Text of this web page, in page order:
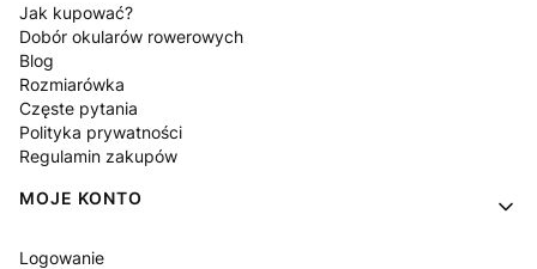
Jak kupować?
Dobór okularów rowerowych
Blog
Rozmiarówka
Częste pytania
Polityka prywatności
Regulamin zakupów
MOJE KONTO
Logowanie